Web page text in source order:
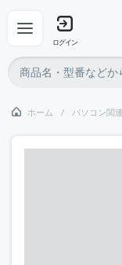
ログイン
ホーム パソコン関